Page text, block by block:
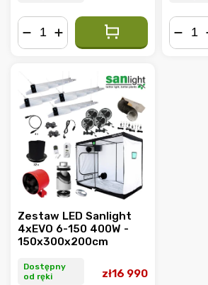
Zestaw LED Sanlight
4xEVO 6-150 400W -
150x300x200cm
Dostępny
od ręki
zł16 990